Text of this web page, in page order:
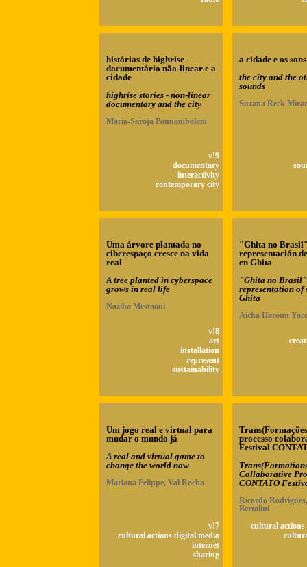
histórias de highrise -
documentário não-linear e a
cidade
highrise stories - non-linear
documentary and the city
Maria-Saroja Ponnambalam
v!9
documentary
interactivity
contemporary city
a cidade e os
the city and the
sounds
Suzana Reck
Uma árvore plantada no
ciberespaço cresce na vida
real
A tree planted in cyberspace
grows in real life
Naziha Mestaoui
v!8
art
installation
represent
sustainability
"Ghita no
representación
en Ghita
"Ghita no
representation of
Ghita
Aicha Haroun
Um jogo real e virtual para
mudar o mundo já
A real and virtual game to
change the world now
Mariana Felippe, Val Rocha
v!7
cultural actions digital media
internet
sharing
processo
Festival
Collaborative
CONTATO
Ricardo
Bertolini
cultural actions